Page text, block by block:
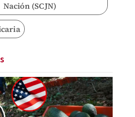
Nación (SCJN)